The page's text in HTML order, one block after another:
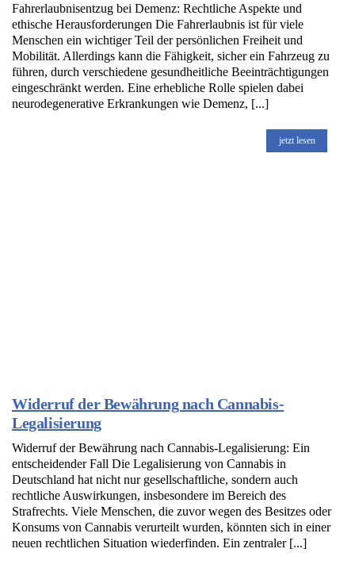
Fahrerlaubnisentzug bei Demenz: Rechtliche Aspekte und
ethische Herausforderungen Die Fahrerlaubnis ist für viele
Menschen ein wichtiger Teil der persönlichen Freiheit und
Mobilität. Allerdings kann die Fähigkeit, sicher ein Fahrzeug zu
führen, durch verschiedene gesundheitliche Beeinträchtigungen
eingeschränkt werden. Eine erhebliche Rolle spielen dabei
neurodegenerative Erkrankungen wie Demenz, [...]
jetzt lesen
Widerruf der Bewährung nach Cannabis-
Legalisierung
Widerruf der Bewährung nach Cannabis-Legalisierung: Ein
entscheidender Fall Die Legalisierung von Cannabis in
Deutschland hat nicht nur gesellschaftliche, sondern auch
rechtliche Auswirkungen, insbesondere im Bereich des
Strafrechts. Viele Menschen, die zuvor wegen des Besitzes oder
Konsums von Cannabis verurteilt wurden, könnten sich in einer
neuen rechtlichen Situation wiederfinden. Ein zentraler [...]